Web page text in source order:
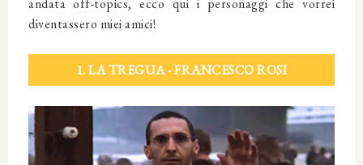
andata off-topics, ecco qui i personaggi che vorrei
diventassero miei amici!
1. LA TREGUA - FRANCESCO ROSI